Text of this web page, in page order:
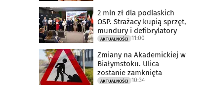
2 mln zł dla podlaskich
OSP. Strażacy kupią sprzęt,
mundury i defibrylatory
AKTUALNOŚCI 11:00
Zmiany na Akademickiej w
Białymstoku. Ulica
zostanie zamknięta
AKTUALNOŚCI 10:34